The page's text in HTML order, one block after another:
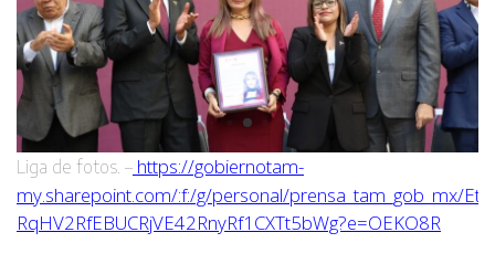
Liga de fotos. – https://gobiernotam-
my.sharepoint.com/:f:/g/personal/prensa_tam_gob_mx/
RqHV2RfEBUCRjVE42RnyRf1CXTt5bWg?e=OEKO8R